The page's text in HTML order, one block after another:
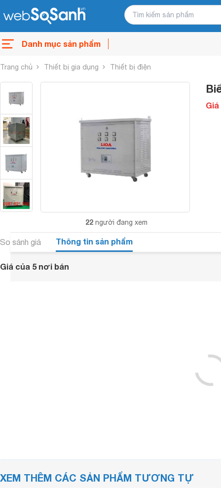
Danh mục sản phẩm
Trang chủ Thiết bị gia dụng Thiết bị điện
22 người đang xem
Giá
So sánh giá Thông tin sản phẩm
Giá của 5 nơi bán
XEM THÊM CÁC SẢN PHẨM TƯƠNG TỰ